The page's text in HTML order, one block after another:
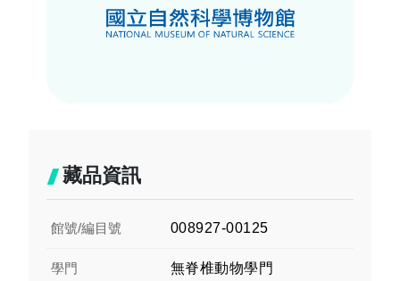
藏品資訊
館號/編目號 008927-00125
學門 無脊椎動物學門